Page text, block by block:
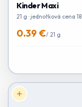
Kinder Maxi
21 g · jednotková cena
0.39 €/ 21 g